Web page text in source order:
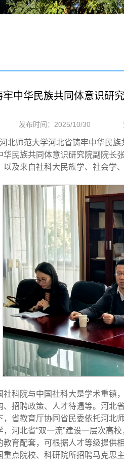
牢中华民族共同体意识研
发布时间：2025/10/30
北师范大学河北省铸牢中华民
华民族共同体意识研究院副院
及来自社科大民族学、社会学
社科院与中国社科大是学术重镇
、招聘政策、人才待遇等。河
，省教育厅协同省民委依托河北
河北省“双一流”建设一层次高
育配套，可根据人才等级提供
点院校、科研院所招聘马克思